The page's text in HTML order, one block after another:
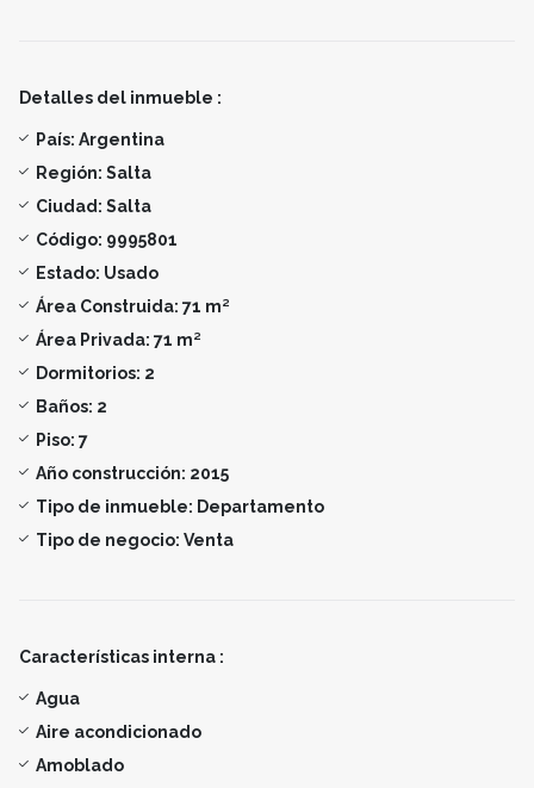
Detalles del inmueble :
País: Argentina
Región: Salta
Ciudad: Salta
Código: 9995801
Estado: Usado
Área Construida: 71 m²
Área Privada: 71 m²
Dormitorios: 2
Baños: 2
Piso: 7
Año construcción: 2015
Tipo de inmueble: Departamento
Tipo de negocio: Venta
Características interna :
Agua
Aire acondicionado
Amoblado